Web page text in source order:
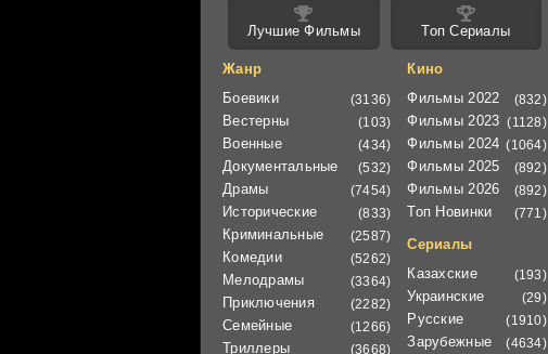
Лучшие Фильмы Топ Сериалы
Жанр
Боевики
(3136)
Вестерны (103)
Военные (434)
Документальные (532)
Драмы (7454)
Исторические (833)
Криминальные (2587)
Комедии (5262)
Мелодрамы (3364)
Приключения (2282)
Семейные (1266)
Триллеры (3668)
Кино
Фильмы 2022
(832)
Фильмы 2023 (1128)
Фильмы 2024 (1064)
Фильмы 2025 (892)
Фильмы 2026 (892)
Топ Новинки (771)
Сериалы
Казахские
(193)
Украинские (29)
Русские (1910)
Зарубежные (4634)